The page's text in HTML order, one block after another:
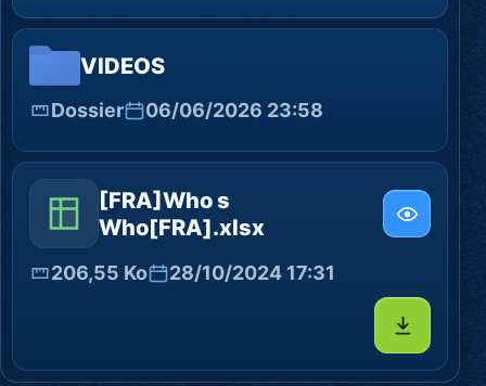
VIDEOS
Dossier 06/06/2026 23:58
[FRA]Who s
Who[FRA].xlsx
206,55 Ko 28/10/2024 17:31